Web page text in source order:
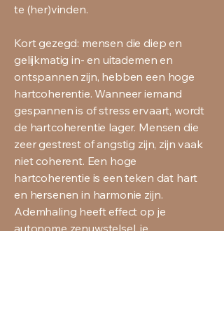
te (her)vinden.
Kort gezegd: mensen die diep en
gelijkmatig in- en uitademen en
ontspannen zijn, hebben een hoge
hartcoherentie. Wanneer iemand
gespannen is of stress ervaart, wordt
de hartcoherentie lager. Mensen die
zeer gestrest of angstig zijn, zijn vaak
niet coherent. Een hoge
hartcoherentie is een teken dat hart
en hersenen in harmonie zijn.
Ademhaling heeft effect op je
autonome zenuwstelsel, je